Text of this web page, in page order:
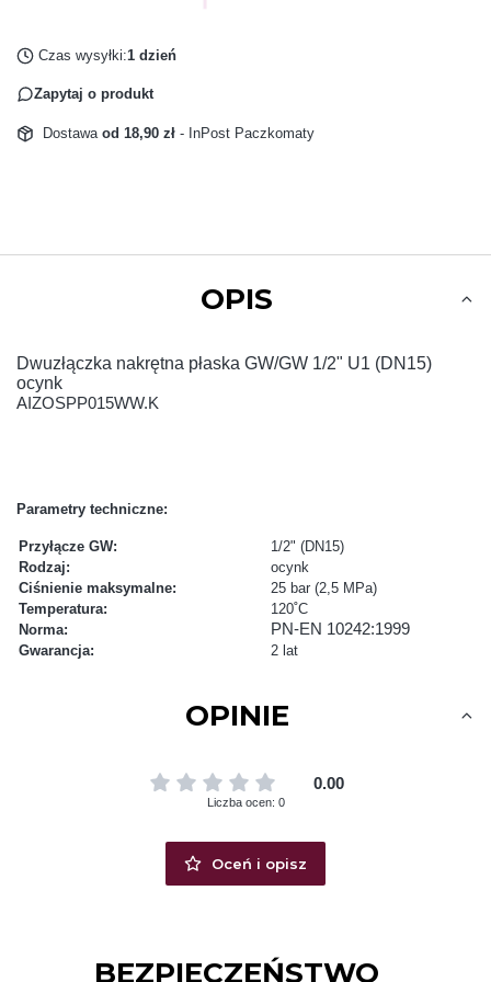
Czas wysyłki:1 dzień
Zapytaj o produkt
Dostawa od 18,90 zł - InPost Paczkomaty
OPIS
Dwuzłączka nakrętna płaska GW/GW 1/2" U1 (DN15)
ocynk
AIZOSPP015WW.K
Parametry techniczne:
Przyłącze GW:
1/2" (DN15)
Rodzaj:
ocynk
Ciśnienie maksymalne:
25 bar (2,5 MPa)
Temperatura:
120˚C
Norma:
PN-EN 10242:1999
Gwarancja: 2 lat
OPINIE
0.00
Liczba ocen: 0
Oceń i opisz
BEZPIECZEŃSTWO